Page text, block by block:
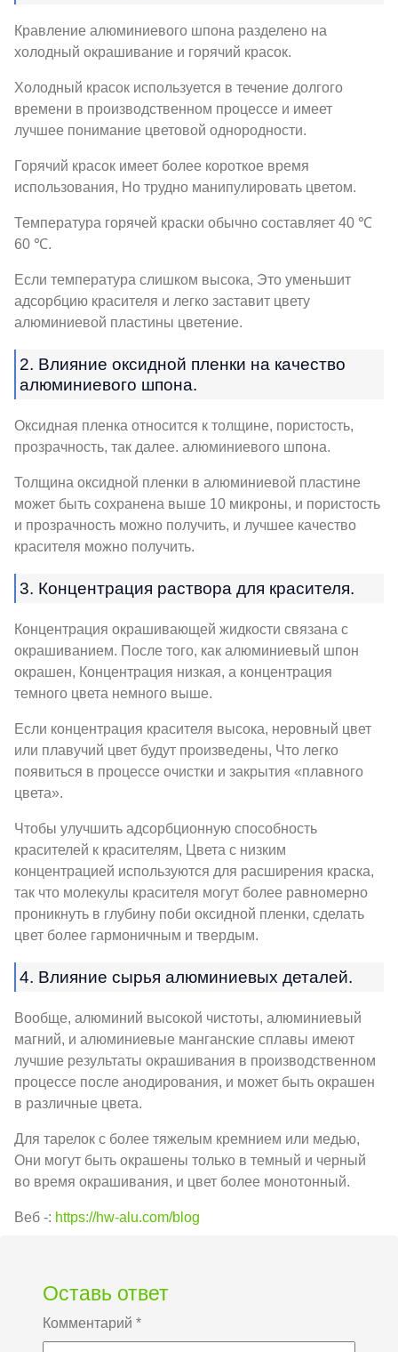
Кравление алюминиевого шпона разделено на
холодный окрашивание и горячий красок.
Холодный красок используется в течение долгого
времени в производственном процессе и имеет
лучшее понимание цветовой однородности.
Горячий красок имеет более короткое время
использования, Но трудно манипулировать цветом.
Температура горячей краски обычно составляет 40 ℃
60 ℃.
Если температура слишком высока, Это уменьшит
адсорбцию красителя и легко заставит цвету
алюминиевой пластины цветение.
2. Влияние оксидной пленки на качество
алюминиевого шпона.
Оксидная пленка относится к толщине, пористость,
прозрачность, так далее. алюминиевого шпона.
Толщина оксидной пленки в алюминиевой пластине
может быть сохранена выше 10 микроны, и пористость
и прозрачность можно получить, и лучшее качество
красителя можно получить.
3. Концентрация раствора для красителя.
Концентрация окрашивающей жидкости связана с
окрашиванием. После того, как алюминиевый шпон
окрашен, Концентрация низкая, а концентрация
темного цвета немного выше.
Если концентрация красителя высока, неровный цвет
или плавучий цвет будут произведены, Что легко
появиться в процессе очистки и закрытия «плавного
цвета».
Чтобы улучшить адсорбционную способность
красителей к красителям, Цвета с низким
концентрацией используются для расширения краска,
так что молекулы красителя могут более равномерно
проникнуть в глубину поби оксидной пленки, сделать
цвет более гармоничным и твердым.
4. Влияние сырья алюминиевых деталей.
Вообще, алюминий высокой чистоты, алюминиевый
магний, и алюминиевые манганские сплавы имеют
лучшие результаты окрашивания в производственном
процессе после анодирования, и может быть окрашен
в различные цвета.
Для тарелок с более тяжелым кремнием или медью,
Они могут быть окрашены только в темный и черный
во время окрашивания, и цвет более монотонный.
Веб -: https://hw-alu.com/blog
Оставь ответ
Комментарий *